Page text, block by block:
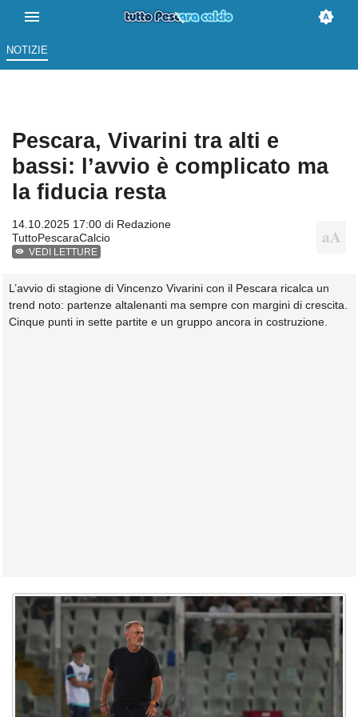
NOTIZIE
Pescara, Vivarini tra alti e
bassi: l’avvio è complicato ma
la fiducia resta
14.10.2025 17:00 di Redazione
TuttoPescaraCalcio
VEDI LETTURE
L’avvio di stagione di Vincenzo Vivarini con il Pescara ricalca un
trend noto: partenze altalenanti ma sempre con margini di crescita.
Cinque punti in sette partite e un gruppo ancora in costruzione.